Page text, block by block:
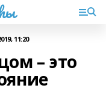
11:20
– это